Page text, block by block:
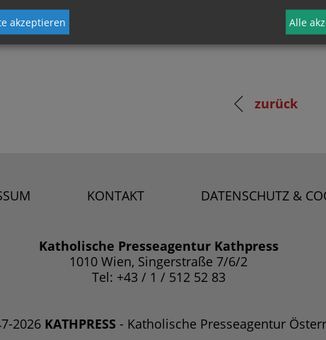
zurück
KONTAKT DATENSCHUTZ &
Katholische Presseagentur Kathpress
1010 Wien, Singerstraße 7/6/2
Tel: +43 / 1 / 512 52 83
2026 KATHPRESS - Katholische Presseagentur
akzeptieren Alle